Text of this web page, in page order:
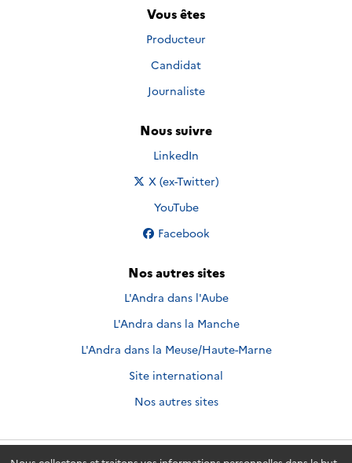
Vous êtes
Producteur
Candidat
Journaliste
Nous suivre
Nous suivre sur
LinkedIn
Nous suivre sur
X (ex-Twitter)
Nous suivre sur
YouTube
Nous suivre sur
Facebook
Nos autres sites
L'Andra dans l'Aube
L'Andra dans la Manche
L'Andra dans la Meuse/Haute-Marne
Site international
Nos autres sites